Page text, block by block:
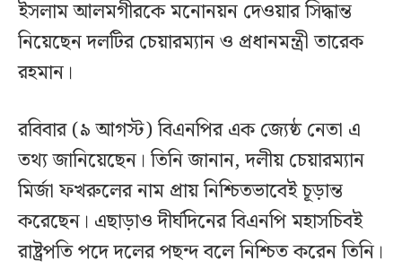
ইসলাম আলমগীরকে মনোনয়ন দেওয়ার সিদ্ধান্ত
নিয়েছেন দলটির চেয়ারম্যান ও প্রধানমন্ত্রী তারেক
রহমান।
রবিবার (৯ আগস্ট) বিএনপির এক জ্যেষ্ঠ নেতা এ
তথ্য জানিয়েছেন। তিনি জানান, দলীয় চেয়ারম্যান
মির্জা ফখরুলের নাম প্রায় নিশ্চিতভাবেই চূড়ান্ত
করেছেন। এছাড়াও দীর্ঘদিনের বিএনপি মহাসচিবই
রাষ্ট্রপতি পদে দলের পছন্দ বলে নিশ্চিত করেন তিনি।